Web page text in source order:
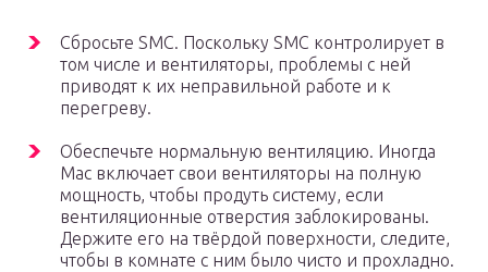
Сбросьте SMC. Поскольку SMC контролирует в
том числе и вентиляторы, проблемы с ней
приводят к их неправильной работе и к
перегреву.
Обеспечьте нормальную вентиляцию. Иногда
Mac включает свои вентиляторы на полную
мощность, чтобы продуть систему, если
вентиляционные отверстия заблокированы.
Держите его на твёрдой поверхности, следите,
чтобы в комнате с ним было чисто и прохладно.